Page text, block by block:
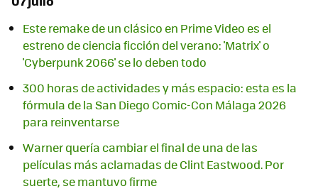
Este remake de un clásico en Prime Video es el
estreno de ciencia ficción del verano: 'Matrix' o
'Cyberpunk 2066' se lo deben todo
300 horas de actividades y más espacio: esta es la
fórmula de la San Diego Comic-Con Málaga 2026
para reinventarse
Warner quería cambiar el final de una de las
películas más aclamadas de Clint Eastwood. Por
suerte, se mantuvo firme